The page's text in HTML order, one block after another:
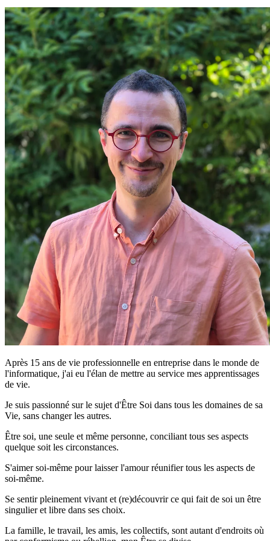
Après 15 ans de vie professionnelle en entreprise dans le monde de
l'informatique, j'ai eu l'élan de mettre au service mes apprentissages
de vie.
Je suis passionné sur le sujet d'Être Soi dans tous les domaines de sa
Vie, sans changer les autres.
Être soi, une seule et même personne, conciliant tous ses aspects
quelque soit les circonstances.
S'aimer soi-même pour laisser l'amour réunifier tous les aspects de
soi-même.
Se sentir pleinement vivant et (re)découvrir ce qui fait de soi un être
singulier et libre dans ses choix.
La famille, le travail, les amis, les collectifs, sont autant d'endroits où